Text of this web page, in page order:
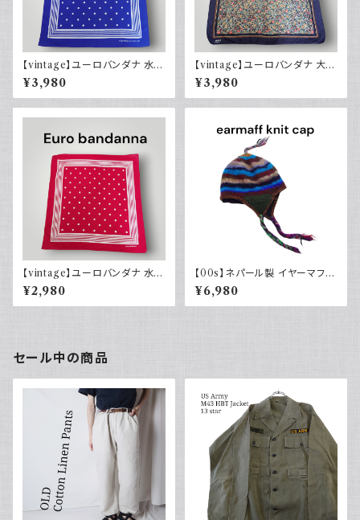
【vintage】ユーロバンダナ 水玉
ネイビーブルー系 コットン ヴィ
ンテージ
¥3,980
【vintage】ユーロバンダナ 大判
花柄 ヴィンテージ 小物
¥3,980
【vintage】ユーロバンダナ 水玉
レッド コットン ヴィンテージ
¥2,980
【00s】ネパール製 イヤーマフ
耳当て ニット帽 キャップ ネイテ
ィブ ノルディック カラフル ウー
ル 裏地フリース y2k ヒッピー
¥6,980
セール中の商品